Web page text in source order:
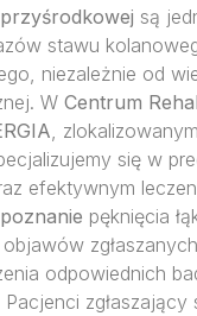
są
stawu
niezależnie od
W Centrum
,
się w
efektywnym
pęknięcia
objawów
odpowiednich
zgłaszający